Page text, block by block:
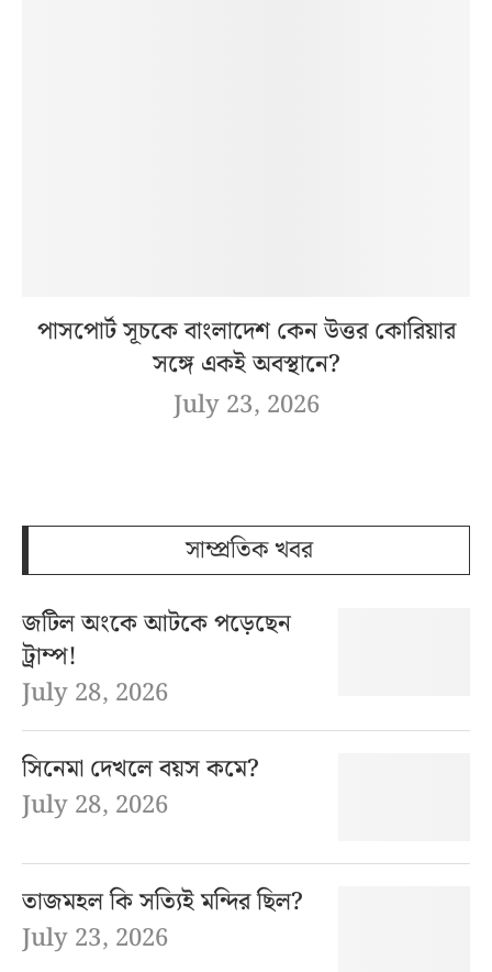
পাসপোর্ট সূচকে বাংলাদেশ কেন উত্তর কোরিয়ার
সঙ্গে একই অবস্থানে?
July 23, 2026
সাম্প্রতিক খবর
জটিল অংকে আটকে পড়েছেন
ট্রাম্প!
July 28, 2026
সিনেমা দেখলে বয়স কমে?
July 28, 2026
তাজমহল কি সত্যিই মন্দির ছিল?
July 23, 2026